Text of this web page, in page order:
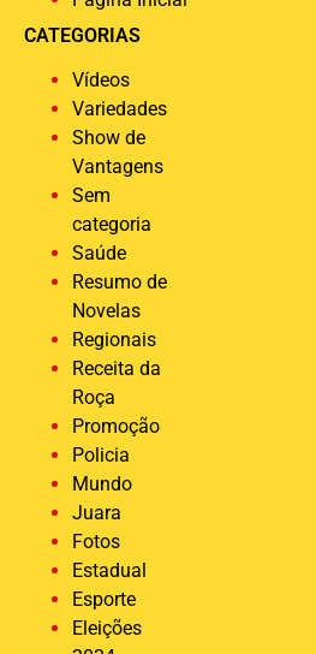
CATEGORIAS
Vídeos
Variedades
Show de
Vantagens
Sem
categoria
Saúde
Resumo de
Novelas
Regionais
Receita da
Roça
Promoção
Policia
Mundo
Juara
Fotos
Estadual
Esporte
Eleições